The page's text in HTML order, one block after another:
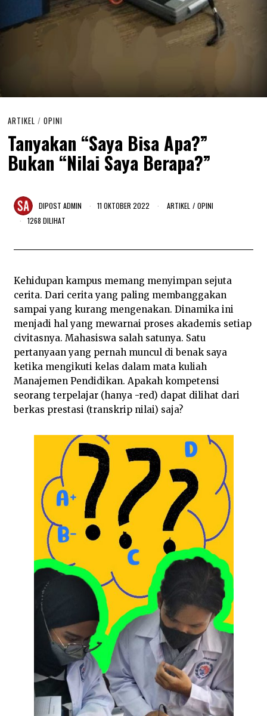
ARTIKEL / OPINI
Tanyakan “Saya Bisa Apa?”
Bukan “Nilai Saya Berapa?”
DIPOST ADMIN 11 OKTOBER 2022 ARTIKEL / OPINI
1268 DILIHAT
Kehidupan kampus memang menyimpan sejuta
cerita. Dari cerita yang paling membanggakan
sampai yang kurang mengenakan. Dinamika ini
menjadi hal yang mewarnai proses akademis setiap
civitasnya. Mahasiswa salah satunya. Satu
pertanyaan yang pernah muncul di benak saya
ketika mengikuti kelas dalam mata kuliah
Manajemen Pendidikan. Apakah kompetensi
seorang terpelajar (hanya -red) dapat dilihat dari
berkas prestasi (transkrip nilai) saja?